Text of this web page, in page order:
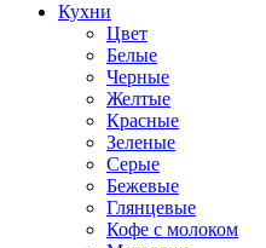
Кухни
Цвет
Белые
Черные
Желтые
Красные
Зеленые
Серые
Бежевые
Глянцевые
Кофе с молоком